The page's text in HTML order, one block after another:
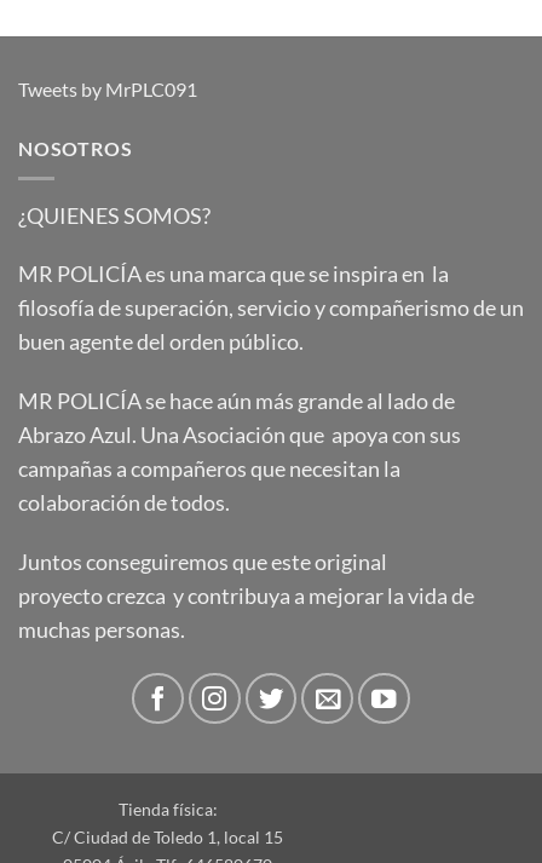
Tweets by MrPLC091
NOSOTROS
¿QUIENES SOMOS?
MR POLICÍA es una marca que se inspira en la
filosofía de superación, servicio y compañerismo de un
buen agente del orden público.
MR POLICÍA se hace aún más grande al lado de
Abrazo Azul. Una Asociación que apoya con sus
campañas a compañeros que necesitan la
colaboración de todos.
Juntos conseguiremos que este original
proyecto crezca y contribuya a mejorar la vida de
muchas personas.
Tienda física:
C/ Ciudad de Toledo 1, local 15